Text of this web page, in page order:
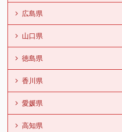
広島県
山口県
徳島県
香川県
愛媛県
高知県